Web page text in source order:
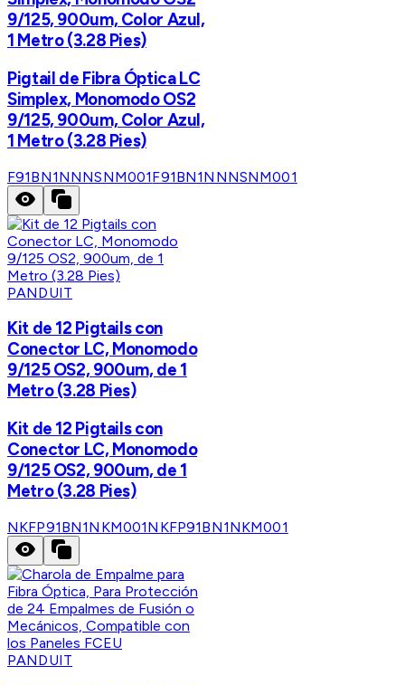
9/125, 900um, Color Azul,
1 Metro (3.28 Pies)
Pigtail de Fibra Óptica LC
Simplex, Monomodo OS2
9/125, 900um, Color Azul,
1 Metro (3.28 Pies)
F91BN1NNNSNM001F91BN1NNNSNM001
PANDUIT
Kit de 12 Pigtails con
Conector LC, Monomodo
9/125 OS2, 900um, de 1
Metro (3.28 Pies)
Kit de 12 Pigtails con
Conector LC, Monomodo
9/125 OS2, 900um, de 1
Metro (3.28 Pies)
NKFP91BN1NKM001NKFP91BN1NKM001
PANDUIT